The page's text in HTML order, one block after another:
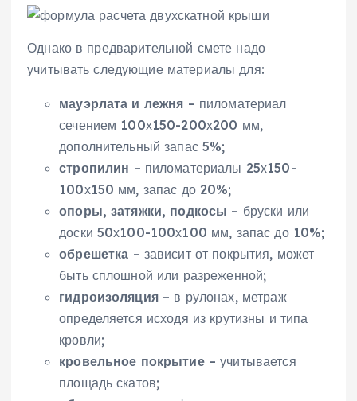
Однако в предварительной смете надо
учитывать следующие материалы для:
мауэрлата и лежня – пиломатериал
сечением 100х150-200х200 мм,
дополнительный запас 5%;
стропилин – пиломатериалы 25х150-
100х150 мм, запас до 20%;
опоры, затяжки, подкосы – бруски или
доски 50х100-100х100 мм, запас до 10%;
обрешетка – зависит от покрытия, может
быть сплошной или разреженной;
гидроизоляция– в рулонах, метраж
определяется исходя из крутизны и типа
кровли;
кровельное покрытие– учитывается
площадь скатов;